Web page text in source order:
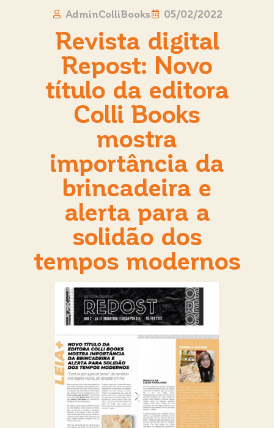
AdminColliBooks 05/02/2022
Revista digital
Repost: Novo
título da editora
Colli Books
mostra
importância da
brincadeira e
alerta para a
solidão dos
tempos modernos